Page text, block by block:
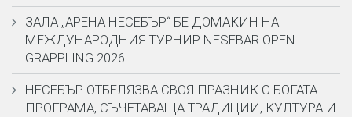
ЗАЛА „АРЕНА НЕСЕБЪР“ БЕ ДОМАКИН НА
МЕЖДУНАРОДНИЯ ТУРНИР NESEBAR OPEN
GRAPPLING 2026
НЕСЕБЪР ОТБЕЛЯЗВА СВОЯ ПРАЗНИК С БОГАТА
ПРОГРАМА, СЪЧЕТАВАЩА ТРАДИЦИИ, КУЛТУРА И